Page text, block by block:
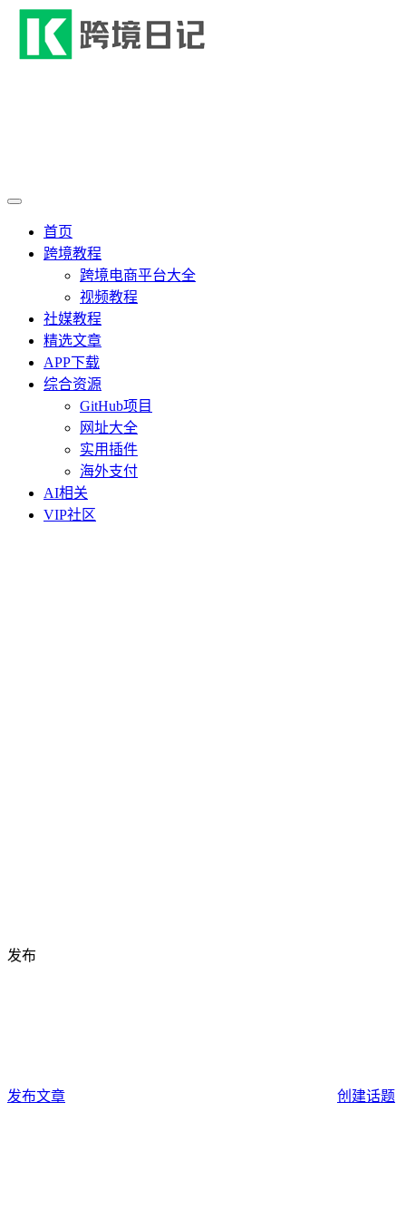
首页
跨境教程
跨境电商平台大全
视频教程
社媒教程
精选文章
APP下载
综合资源
GitHub项目
网址大全
实用插件
海外支付
AI相关
VIP社区
发布
发布文章 创建话题